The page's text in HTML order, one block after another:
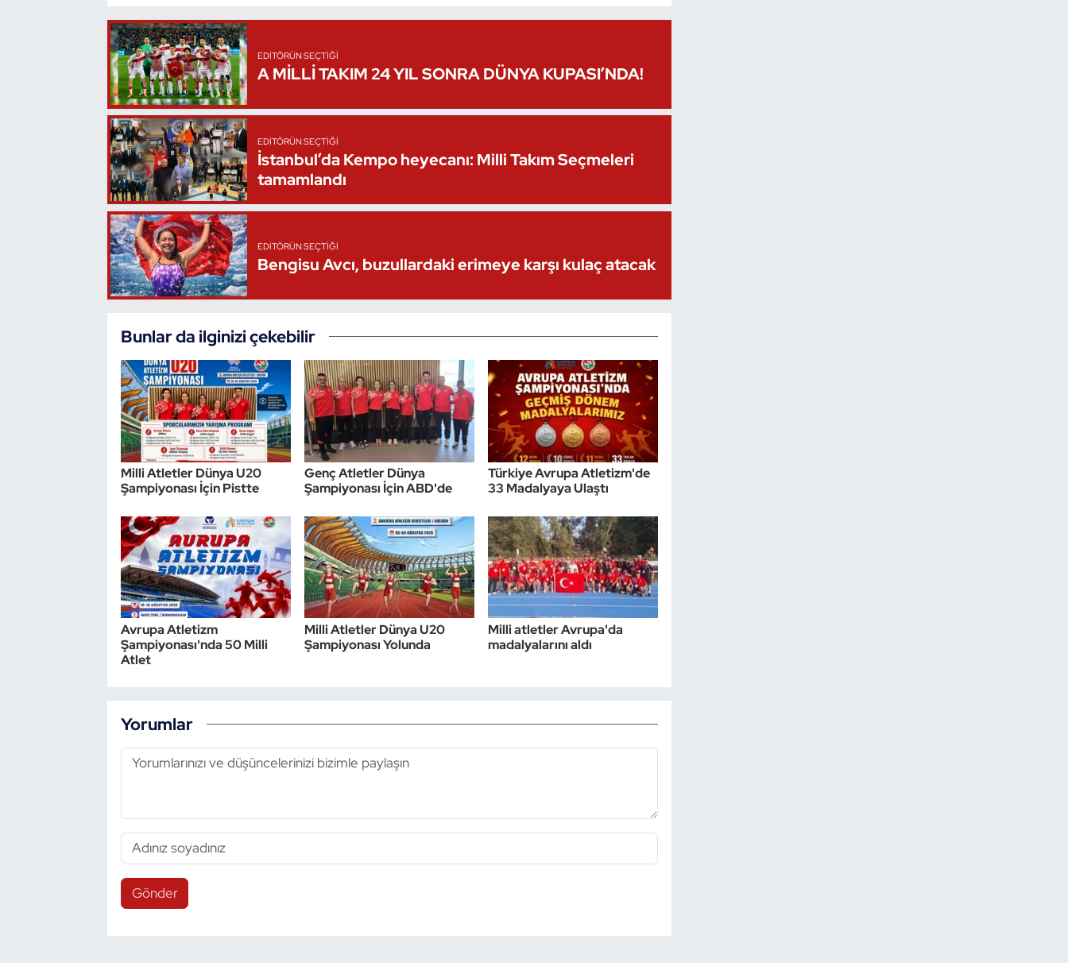
EDITÖRÜN SEÇTIĞI
A MİLLİ TAKIM 24 YIL SONRA DÜNYA KUPASI’NDA!
EDITÖRÜN SEÇTIĞI
İstanbul’da Kempo heyecanı: Milli Takım Seçmeleri
tamamlandı
EDITÖRÜN SEÇTIĞI
Bengisu Avcı, buzullardaki erimeye karşı kulaç atacak
Bunlar da ilginizi çekebilir
Milli Atletler Dünya U20
Şampiyonası İçin Pistte
Genç Atletler Dünya
Şampiyonası İçin ABD'de
Türkiye Avrupa Atletizm'de
33 Madalyaya Ulaştı
Avrupa Atletizm
Şampiyonası'nda 50 Milli
Atlet
Milli Atletler Dünya U20
Şampiyonası Yolunda
Milli atletler Avrupa'da
madalyalarını aldı
Yorumlar
Gönder
Sualtı Sporları
Tekvando
Vücut Geliştirme Fitness
Wushu Kungfu